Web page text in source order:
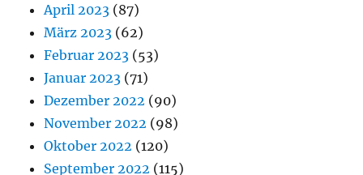
April 2023 (87)
März 2023 (62)
Februar 2023 (53)
Januar 2023 (71)
Dezember 2022 (90)
November 2022 (98)
Oktober 2022 (120)
September 2022 (115)